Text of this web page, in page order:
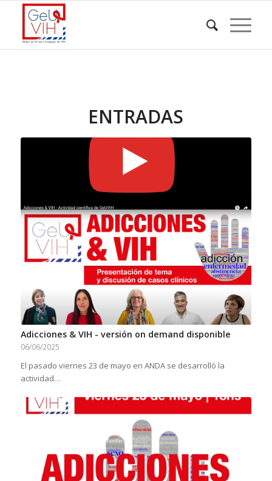
ENTRADAS
Adicciones & VIH - versión on demand disponible
06/06/2025
El pasado viernes 23 de mayo en ANDA se desarrolló la
actividad…